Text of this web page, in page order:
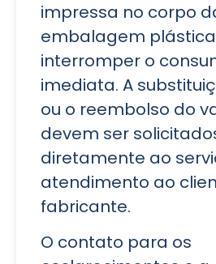
impressa no corpo
embalagem
interromper o
imediata. A
ou o reembolso do
devem ser
diretamente ao
atendimento ao
fabricante.
O contato para os